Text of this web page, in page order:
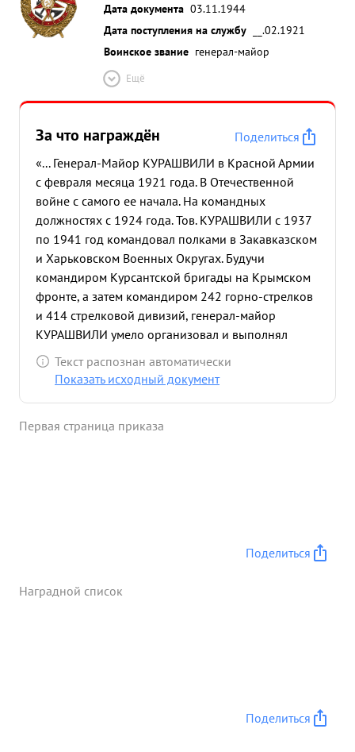
Дата документа 03.11.1944
Дата поступления на службу
__.02.1921
Воинское звание генерал-майор
Ещё
За что награждён
Поделиться
«... Генерал-Майор КУРАШВИЛИ в Красной Армии
с февраля месяца 1921 года. В Отечественной
войне с самого ее начала. На командных
должностях с 1924 года. Тов. КУРАШВИЛИ с 1937
по 1941 год командовал полками в Закавказском
и Харьковском Военных Округах. Будучи
командиром Курсантской бригады на Крымском
фронте, а затем командиром 242 горно-стрелков
и 414 стрелковой дивизий, генерал-майор
КУРАШВИЛИ умело организовал и выполнял
порученные ему задачи. Большую работу провел
при формировании 242 горно-стрелковой
КУРАШВИЛИ за период службы в Красной Армии
Текст распознан автоматически
Показать исходный документ
Первая страница приказа
Поделиться
Наградной список
Поделиться